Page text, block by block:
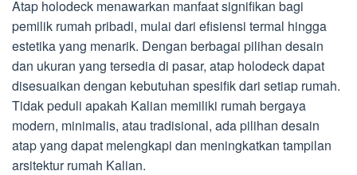
Atap holodeck menawarkan manfaat signifikan bagi
pemilik rumah pribadi, mulai dari efisiensi termal hingga
estetika yang menarik. Dengan berbagai pilihan desain
dan ukuran yang tersedia di pasar, atap holodeck dapat
disesuaikan dengan kebutuhan spesifik dari setiap rumah.
Tidak peduli apakah Kalian memiliki rumah bergaya
modern, minimalis, atau tradisional, ada pilihan desain
atap yang dapat melengkapi dan meningkatkan tampilan
arsitektur rumah Kalian.